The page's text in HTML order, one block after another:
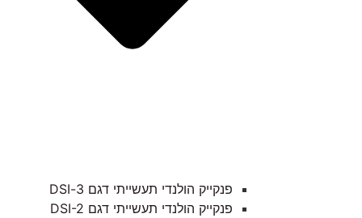
פנקייק הולנדי תעשייתי דגם 3-DSI
פנקייק הולנדי תעשייתי דגם DSI-2